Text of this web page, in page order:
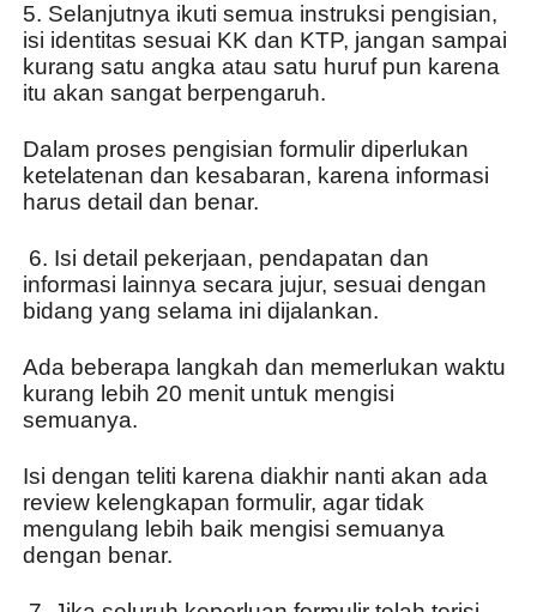
5. Selanjutnya ikuti semua instruksi pengisian,
isi identitas sesuai KK dan KTP, jangan sampai
kurang satu angka atau satu huruf pun karena
itu akan sangat berpengaruh.
Dalam proses pengisian formulir diperlukan
ketelatenan dan kesabaran, karena informasi
harus detail dan benar.
6. Isi detail pekerjaan, pendapatan dan
informasi lainnya secara jujur, sesuai dengan
bidang yang selama ini dijalankan.
Ada beberapa langkah dan memerlukan waktu
kurang lebih 20 menit untuk mengisi
semuanya.
Isi dengan teliti karena diakhir nanti akan ada
review kelengkapan formulir, agar tidak
mengulang lebih baik mengisi semuanya
dengan benar.